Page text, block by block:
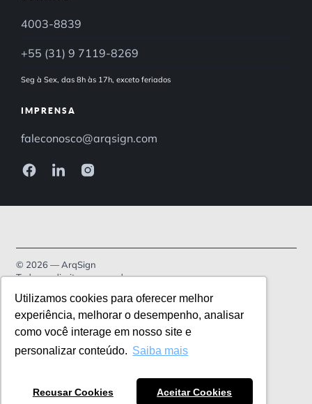
Utilizamos cookies para oferecer melhor
experiência, melhorar o desempenho, analisar
como você interage em nosso site e
personalizar conteúdo. Saiba mais
Recusar Cookies Aceitar Cookies
4003-8839
+55 (31) 9 7119-8269
Seg à Sex, das 8h às 17h, exceto feriados
IMPRENSA
faleconosco@arqsign.com
© 2026 — ArqSign
Todos os direitos reservados.
Política de Privacidade
Termos de serviço